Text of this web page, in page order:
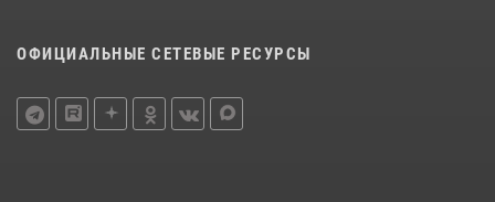
ОФИЦИАЛЬНЫЕ СЕТЕВЫЕ РЕСУРСЫ